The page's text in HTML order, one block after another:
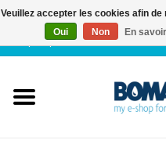
FR|
Veuillez accepter les cookies afin
Oui
Non En